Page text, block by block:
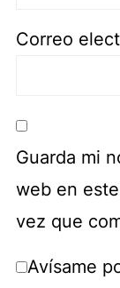
Correo
Guarda mi
web en
vez que
Avísame